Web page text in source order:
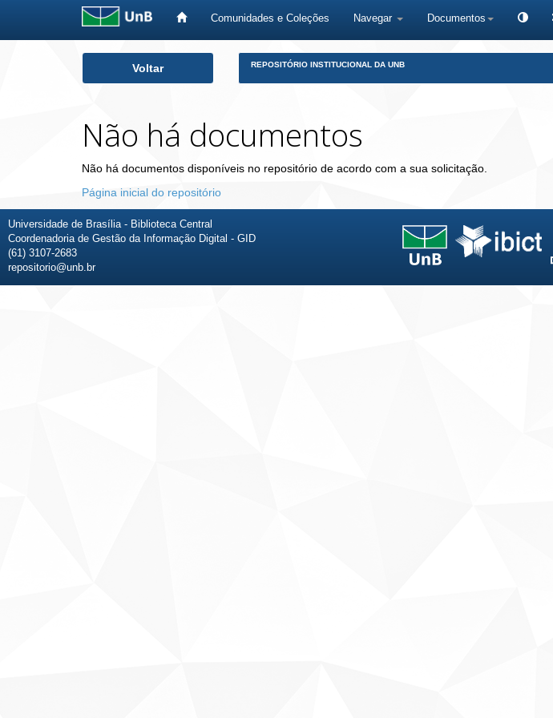
Comunidades e Coleções Navegar Documentos
Voltar REPOSITÓRIO INSTITUCIONAL DA UNB
Não há documentos
Não há documentos disponíveis no repositório de acordo com a sua solicitação.
Página inicial do repositório
Universidade de Brasília - Biblioteca Central
Coordenadoria de Gestão da Informação Digital - GID
(61) 3107-2683
repositorio@unb.br